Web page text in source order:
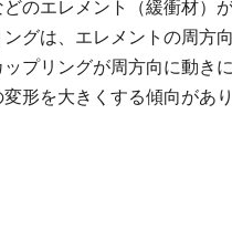
どのエレメント（緩衝材）
ングは、エレメントの周方
プリングが周方向に動き
形を大きくする傾向があり